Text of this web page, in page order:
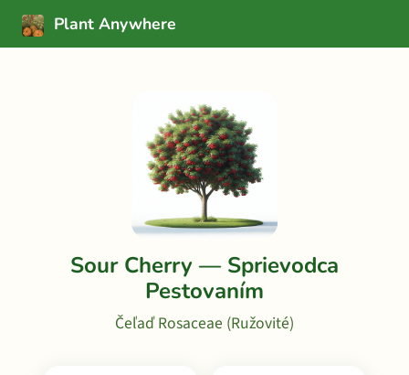
Plant Anywhere
Sour Cherry — Sprievodca
Pestovaním
Čeľaď Rosaceae (Ružovité)